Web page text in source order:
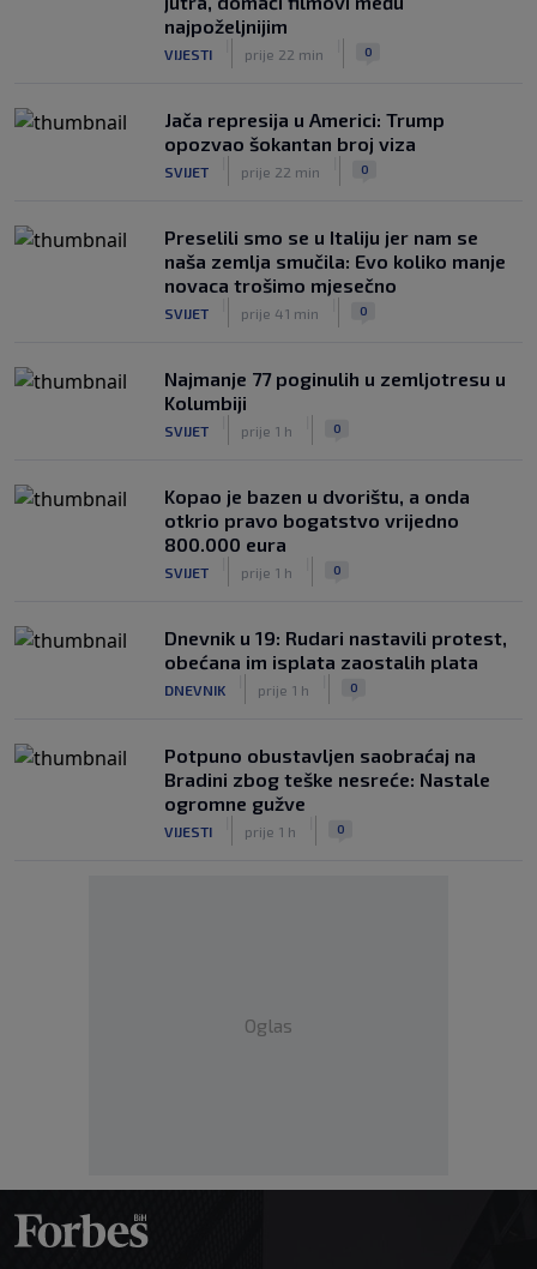
najpoželjnijim
VIJESTI prije 22 min 0
Jača represija u Americi: Trump
opozvao šokantan broj viza
SVIJET prije 22 min 0
Preselili smo se u Italiju jer nam se
naša zemlja smučila: Evo koliko manje
novaca trošimo mjesečno
SVIJET prije 41 min 0
Najmanje 77 poginulih u zemljotresu u
Kolumbiji
SVIJET prije 1 h 0
Kopao je bazen u dvorištu, a onda
otkrio pravo bogatstvo vrijedno
800.000 eura
SVIJET prije 1 h 0
Dnevnik u 19: Rudari nastavili protest,
obećana im isplata zaostalih plata
DNEVNIK prije 1 h 0
Potpuno obustavljen saobraćaj na
Bradini zbog teške nesreće: Nastale
ogromne gužve
VIJESTI prije 1 h 0
Oglas